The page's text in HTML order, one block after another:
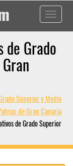
Toggle
de Grado
Superior y Medio
de Gran Canaria
de Grado Superior